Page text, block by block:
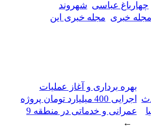
چهارباغ عباسی شهروند
مجله خبری مجله خبری این
بهره برداری و آغاز عملیات
اجرایی 400 میلیارد تومان پروژه
عمرانی و خدماتی در منطقه 9
→